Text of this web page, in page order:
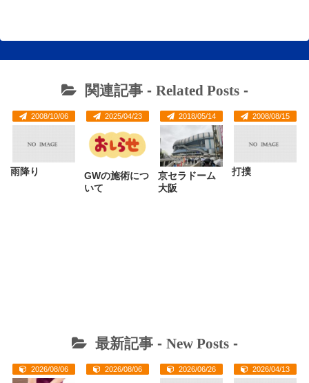
関連記事 - Related Posts-
2008/10/06
雨降り
2025/04/23
GWの施術につ
いて
2018/05/14
京セラドーム
大阪
2008/08/15
打撲
最新記事 - New Posts-
2026/08/06 2026/08/06 2026/06/26 2026/04/13